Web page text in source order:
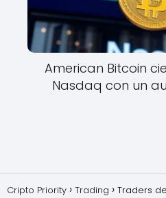
American Bitcoin
Nasdaq con un
Cripto Priority Trading
Traders